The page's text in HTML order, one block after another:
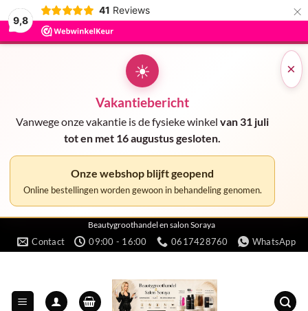
9,8
41 Reviews ×
×
☀
Vakantiebericht
Vanwege onze vakantie is de fysieke winkel van 31 juli
tot en met 16 augustus gesloten.
Onze webshop blijft geopend
Online bestellingen worden gewoon in behandeling genomen.
naar
Beautygroothandel en salon Soraya
Contact 09:00 - 16:00 0617428760 WhatsApp